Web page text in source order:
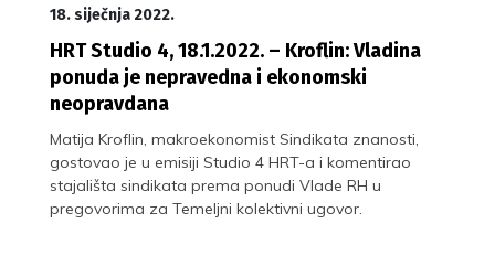
18. siječnja 2022.
HRT Studio 4, 18.1.2022. – Kroflin: Vladina
ponuda je nepravedna i ekonomski
neopravdana
Matija Kroflin, makroekonomist Sindikata znanosti,
gostovao je u emisiji Studio 4 HRT-a i komentirao
stajališta sindikata prema ponudi Vlade RH u
pregovorima za Temeljni kolektivni ugovor.